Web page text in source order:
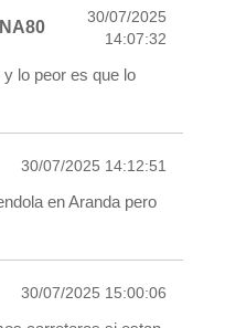
30/07/2025
14:07:32
lo peor es que lo
30/07/2025 14:12:51
en Aranda pero
30/07/2025 15:00:06